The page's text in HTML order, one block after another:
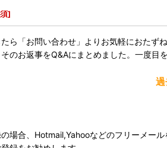
]
ら「お問い合わせ」よりお気軽におたず
のお返事をQ&Aにまとめました。一度目
場合、Hotmail,Yahooなどのフリーメー